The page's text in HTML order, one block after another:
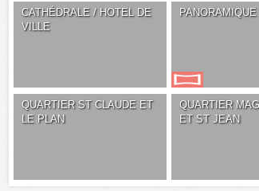
CATHÉDRALE / HOTEL DE
VILLE
PANORAMIQUE
QUARTIER ST CLAUDE ET
LE PLAN
QUARTIER
ET ST JEAN